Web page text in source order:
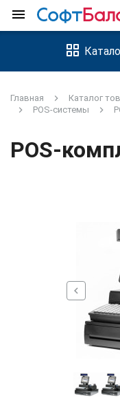
menu
Главная Каталог
POS-системы
chevron_left
POS-